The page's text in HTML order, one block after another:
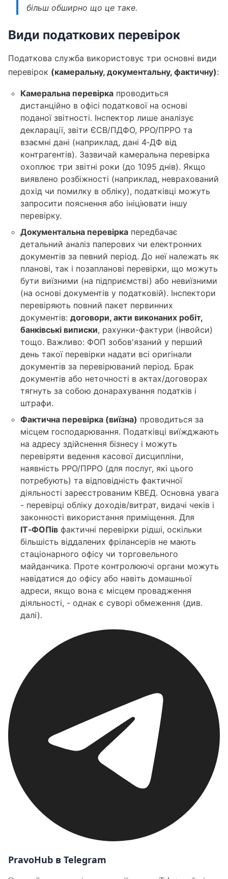
більш обширно що це таке.
Види податкових перевірок
Податкова служба використовує три основні види
перевірок (камеральну, документальну, фактичну):
Камеральна перевірка проводиться
дистанційно в офісі податкової на основі
поданої звітності. Інспектор лише аналізує
декларації, звіти ЄСВ/ПДФО, РРО/ПРРО та
взаємні дані (наприклад, дані 4‑ДФ від
контрагентів). Зазвичай камеральна перевірка
охоплює три звітні роки (до 1095 днів). Якщо
виявлено розбіжності (наприклад, неврахований
дохід чи помилку в обліку), податківці можуть
запросити пояснення або ініціювати іншу
перевірку.
Документальна перевірка передбачає
детальний аналіз паперових чи електронних
документів за певний період. До неї належать як
планові, так і позапланові перевірки, що можуть
бути виїзними (на підприємстві) або невиїзними
(на основі документів у податковій). Інспектори
перевіряють повний пакет первинних
документів: договори, акти виконаних робіт,
банківські виписки, рахунки-фактури (інвойси)
тощо. Важливо: ФОП зобов'язаний у перший
день такої перевірки надати всі оригінали
документів за перевірюваний період. Брак
документів або неточності в актах/договорах
тягнуть за собою донарахування податків і
штрафи.
Фактична перевірка (виїзна) проводиться за
місцем господарювання. Податківці виїжджають
на адресу здійснення бізнесу і можуть
перевіряти ведення касової дисципліни,
наявність РРО/ПРРО (для послуг, які цього
потребують) та відповідність фактичної
діяльності зареєстрованим КВЕД. Основна увага
- перевірці обліку доходів/витрат, видачі чеків і
законності використання приміщення. Для
ІТ‑ФОПів фактичні перевірки рідші, оскільки
більшість віддалених фрілансерів не мають
стаціонарного офісу чи торговельного
майданчика. Проте контролюючі органи можуть
навідатися до офісу або навіть домашньої
адреси, якщо вона є місцем провадження
діяльності, - однак є суворі обмеження (див.
далі).
PravoHub в Telegram